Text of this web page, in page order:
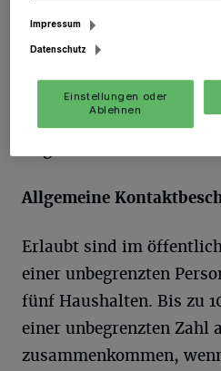
achten und regelmäßig
erforderlich um auf dem
Die ab Freitag für den
Regelungen der
Allgemeine
Erlaubt sind im
einer unbegrenzten
fünf Haushalten. Bis zu
einer unbegrenzten Zahl
zusammenkommen,
Impressum
Datenschutz
Einstellungen oder
Ablehnen